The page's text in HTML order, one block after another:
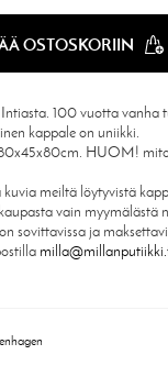
OSTOSKORIIN
100 vuotta vanha
kappale on uniikki.
HUOM!
meiltä löytyvistä
vain myymälästä
sovittavissa ja